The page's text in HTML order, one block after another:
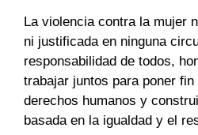
La violencia contra la mujer
ni justificada en ninguna
responsabilidad de todos,
trabajar juntos para poner
derechos humanos y
basada en la igualdad y el